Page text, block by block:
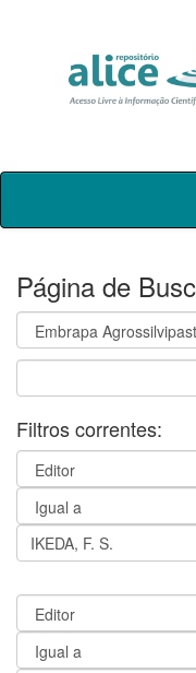
Skip
Página de
Filtros correntes: